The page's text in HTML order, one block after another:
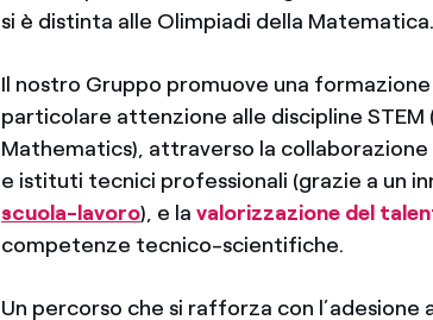
si è distinta alle Olimpiadi della Matematica.
Il nostro Gruppo promuove una
particolare attenzione alle discipline
Mathematics), attraverso la
e istituti tecnici professionali (grazie a un
scuola-lavoro), e lavalorizzazione del
competenze tecnico-scientifiche.
Un percorso che si rafforza con l’adesione